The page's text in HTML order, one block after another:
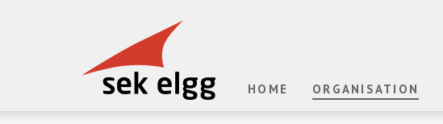
HOME ORGANISATION